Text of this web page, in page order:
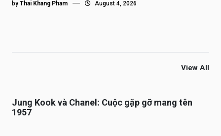
by Thai Khang Pham August 4, 2026
View All
Jung Kook và Chanel: Cuộc gặp gỡ mang tên
1957